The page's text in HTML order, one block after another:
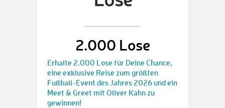
2.000 Lose
Erhalte 2.000 Lose für Deine Chance,
eine exklusive Reise zum größten
Fußball-Event des Jahres 2026 und ein
Meet & Greet mit Oliver Kahn zu
gewinnen!